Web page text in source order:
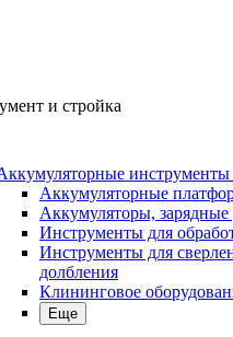
и стройка
инструменты
Аккумуляторные
Аккумуляторы, зарядные
Инструменты для
Инструменты для
долбления
Клининговое
Еще